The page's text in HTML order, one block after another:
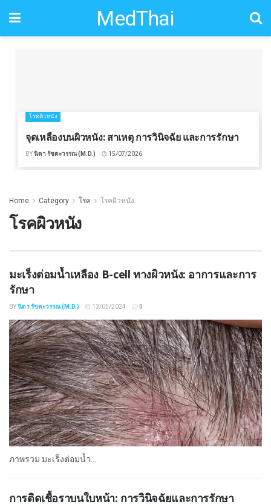
MedThai
โรคผิวหนัง
จุดเหลืองบนผิวหนัง: สาเหตุ การวินิจฉัย และการรักษา
BYนิดา รัชตะวรรณ (M.D.) 15/07/2026
Home Category โรค โรคผิวหนัง
โรคผิวหนัง
มะเร็งต่อมน้ำเหลือง B-cell ทางผิวหนัง: อาการและการ
รักษา
BYนิดา รัชตะวรรณ (M.D.) 13/05/2024 0
ภาพรวม มะเร็งต่อมน้ำ...
การติดเชื้อราบนใบหน้า: การวินิจฉัยและการรักษา